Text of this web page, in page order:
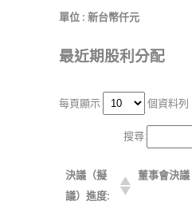
單位 : 新台幣仟元
最近期股利分配
每頁顯示 個資料列
搜尋:
決議（擬
議）進度:
董事會決議